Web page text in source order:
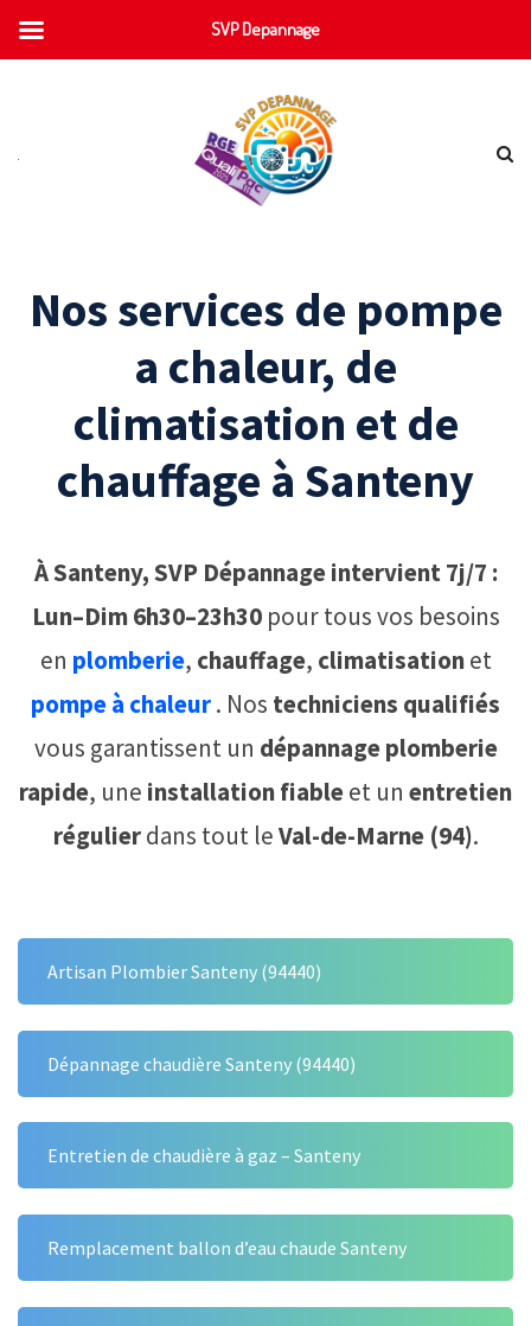
Nos services de pompe
a chaleur, de
climatisation et de
chauffage à Santeny
À Santeny, SVP Dépannage intervient 7j/7 :
Lun–Dim 6h30–23h30pour tous vos besoins
en plomberie, chauffage, climatisationet
pompe à chaleur. Nos techniciens qualifiés
vous garantissent un dépannage plomberie
rapide, une installation fiableet un entretien
régulierdans tout leVal-de-Marne (94).
Artisan Plombier Santeny (94440)
Dépannage chaudière Santeny (94440)
Entretien de chaudière à gaz – Santeny
Remplacement ballon d’eau chaude Santeny
SVP Depannage